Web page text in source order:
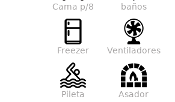
Cama p/8 baños
Freezer Ventiladores
Pileta Asador